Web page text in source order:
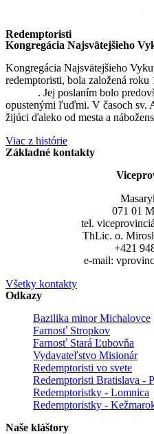
Redemptoristi
Kongregácia Najsvätejšieho
Kongregácia Najsvätejšieho
redemptoristi, bola založená roku
. Jej poslaním bolo
opustenými ľuďmi. V časoch sv.
žijúci ďaleko od mesta a
Viac z histórie
Základné kontakty
071 01
tel.
ThLic. o.
+421
e-mail:
Všetky kontakty
Odkazy
Bazilika minor Michalovce
Farnosť Stropkov
Farnosť Stará Ľubovňa
Vydavateľstvo Misionár
Redemptoristi vo svete
Redemptoristi Bratislava -
Redemptoristky - Lomnica
Redemptoristky -
Naše kláštory